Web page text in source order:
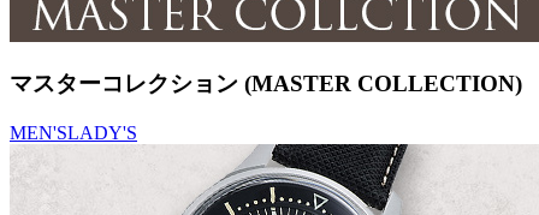
マスターコレクション (MASTER COLLECTION)
MEN'SLADY'S